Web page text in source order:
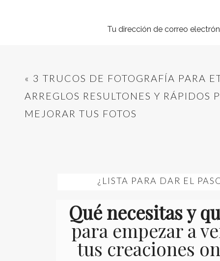
Tu dirección de correo
Web
« 3 TRUCOS DE FOTOGRAFÍA PARA
ARREGLOS RESULTONES Y RÁPIDOS
MEJORAR TUS FOTOS
Qué necesitas y
para empezar a
tus creaciones
¿LISTA PARA DAR EL